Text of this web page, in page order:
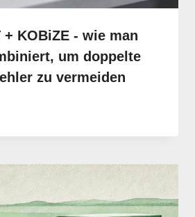
+ KOBiZE - wie man
um doppelte
zu vermeiden